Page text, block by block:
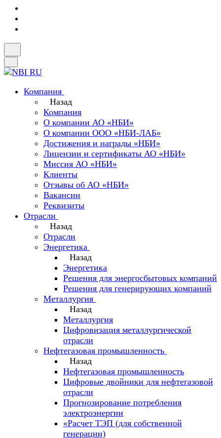
Компания
Назад
Компания
О компании АО «НБИ»
О компании ООО «НБИ-ЛАБ»
Достижения и награды «НБИ»
Лицензии и сертификаты АО «НБИ»
Миссия АО «НБИ»
Клиенты
Отзывы об АО «НБИ»
Вакансии
Реквизиты
Отрасли
Назад
Отрасли
Энергетика
Назад
Энергетика
Решения для энергосбытовых компаний
Решения для генерирующих компаний
Металлургия
Назад
Металлургия
Цифровизация металлургической
отрасли
Нефтегазовая промышленность
Назад
Нефтегазовая промышленность
Цифровые двойники для нефтегазовой
отрасли
Прогнозирование потребления
электроэнергии
«Расчет ТЭП (для собственной
генерации)